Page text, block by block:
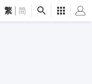
繁 简